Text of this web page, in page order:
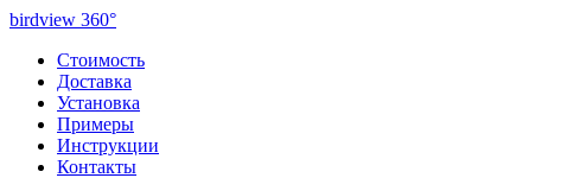
birdview 360°
Стоимость
Доставка
Установка
Примеры
Инструкции
Контакты